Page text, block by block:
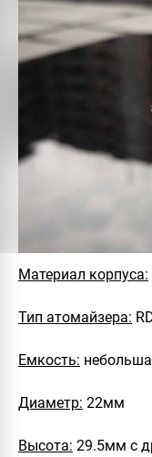
Материал корпуса:
Тип атомайзера:
Емкость:
Диаметр: 22мм
Высота: 29.5мм с